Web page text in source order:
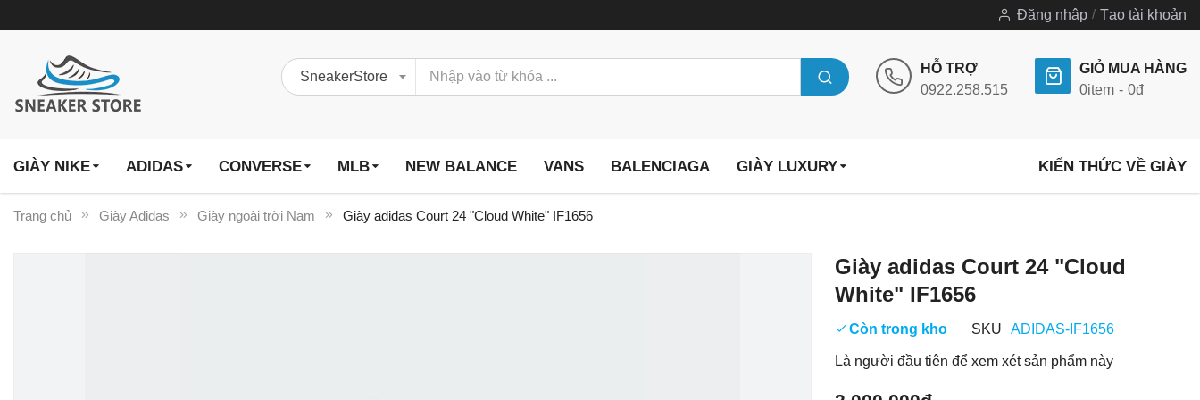
Đăng nhập Tạo tài khoản
HỖ TRỢ
0922.258.515
GIỎ MUA HÀNG
0item 0đ
GIÀY NIKE ADIDAS CONVERSE MLB NEW BALANCE VANS BALENCIAGA GIÀY LUXURY KIẾN THỨC VỀ GIÀY
Trang chủ Giày Adidas Giày ngoài trời Nam Giày adidas Court 24 "Cloud White" IF1656
Giày adidas Court 24 "Cloud
White" IF1656
Còn trong kho SKU ADIDAS-IF1656
Là người đầu tiên để xem xét sản phẩm này
Chuyển
phần